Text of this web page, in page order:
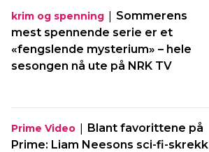
krim og spenning | Sommerens
mest spennende serie er et
«fengslende mysterium» – hele
sesongen nå ute på NRK TV
Prime Video | Blant favorittene på
Prime: Liam Neesons sci-fi-skrekk